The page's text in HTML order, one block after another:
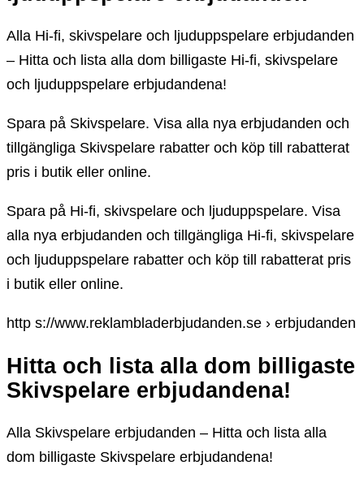
Alla Hi-fi, skivspelare och ljuduppspelare erbjudanden
– Hitta och lista alla dom billigaste Hi-fi, skivspelare
och ljuduppspelare erbjudandena!
Spara på Skivspelare. Visa alla nya erbjudanden och
tillgängliga Skivspelare rabatter och köp till rabatterat
pris i butik eller online.
Spara på Hi-fi, skivspelare och ljuduppspelare. Visa
alla nya erbjudanden och tillgängliga Hi-fi, skivspelare
och ljuduppspelare rabatter och köp till rabatterat pris
i butik eller online.
http s://www.reklambladerbjudanden.se › erbjudanden
Hitta och lista alla dom billigaste
Skivspelare erbjudandena!
Alla Skivspelare erbjudanden – Hitta och lista alla
dom billigaste Skivspelare erbjudandena!